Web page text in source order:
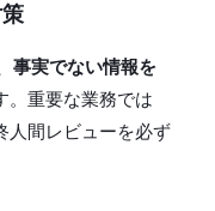
事実でない情報を
。重要な業務では
人間レビューを必ず